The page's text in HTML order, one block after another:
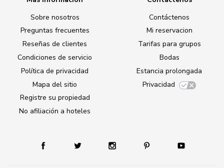
Sobre nosotros
Preguntas frecuentes
Reseñas de clientes
Condiciones de servicio
Política de privacidad
Mapa del sitio
Registre su propiedad
No afiliación a hoteles
Contáctenos
Mi reservacion
Tarifas para grupos
Bodas
Estancia prolongada
Privacidad